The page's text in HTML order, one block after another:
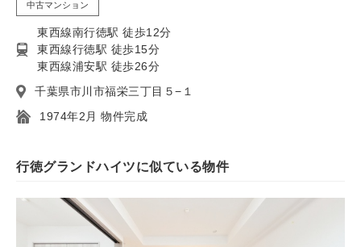
中古マンション
東西線南行徳駅 徒歩12分
東西線行徳駅 徒歩15分
東西線浦安駅 徒歩26分
千葉県市川市福栄三丁目５−１
1974年2月 物件完成
行徳グランドハイツに似ている物件